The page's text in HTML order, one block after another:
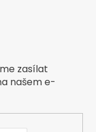
zasílat
našem e-